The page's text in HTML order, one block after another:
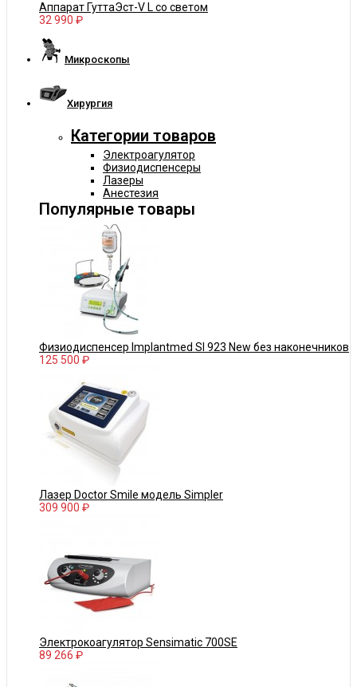
Аппарат ГуттаЭст-V L со светом
32 990 ₽
Микроскопы
Хирургия
Категории товаров
Электроагулятор
Физиодиспенсеры
Лазеры
Анестезия
Популярные товары
Физиодиспенсер Implantmed SI 923 New без наконечников
125 500 ₽
Лазер Doctor Smile модель Simpler
309 900 ₽
Электрокоагулятор Sensimatic 700SE
89 266 ₽